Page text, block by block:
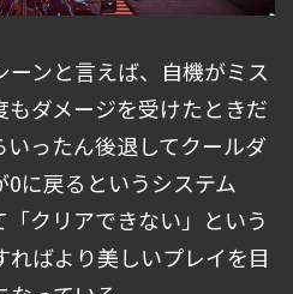
ンと言えば、自機がミス
もダメージを受けたときだ
ったん後退してクールダ
に戻るというシステム
クリアできない」という
ばより美しいプレイを目